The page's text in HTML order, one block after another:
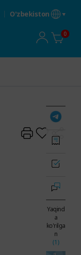
O'zbekiston
0
Yaqind
a
ko'rilga
n
(1)